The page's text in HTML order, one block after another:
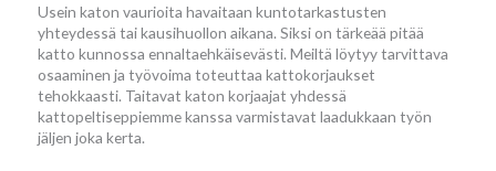
Usein katon vaurioita havaitaan kuntotarkastusten
yhteydessä tai kausihuollon aikana. Siksi on tärkeää pitää
katto kunnossa ennaltaehkäisevästi. Meiltä löytyy tarvittava
osaaminen ja työvoima toteuttaa kattokorjaukset
tehokkaasti. Taitavat katon korjaajat yhdessä
kattopeltiseppiemme kanssa varmistavat laadukkaan työn
jäljen joka kerta.